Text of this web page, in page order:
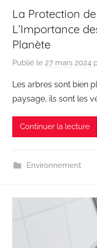
La Protection
L’Importance
Planète
Publié le 27 mars 2024
Les arbres sont bien
paysage, ils sont les
Continuer la lecture
Environnement